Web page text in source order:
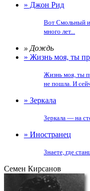
» Джон Рид
Вот Смольный
много лет...
» Дождь
» Жизнь моя, ты
Жизнь моя, ты
не пошла. И
» Зеркала
Зеркала — на
» Иностранец
Знаете, где
Семен Кирсанов